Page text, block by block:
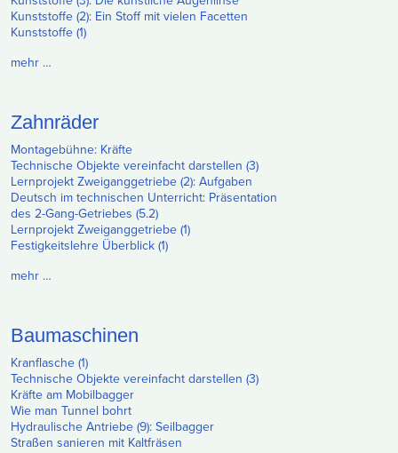
Kunststoffe (2): Ein Stoff mit vielen Facetten
Kunststoffe (1)
mehr …
Zahnräder
Montagebühne: Kräfte
Technische Objekte vereinfacht darstellen (3)
Lernprojekt Zweiganggetriebe (2): Aufgaben
Deutsch im technischen Unterricht: Präsentation
des 2-Gang-Getriebes (5.2)
Lernprojekt Zweiganggetriebe (1)
Festigkeitslehre Überblick (1)
mehr …
Baumaschinen
Kranflasche (1)
Technische Objekte vereinfacht darstellen (3)
Kräfte am Mobilbagger
Wie man Tunnel bohrt
Hydraulische Antriebe (9): Seilbagger
Straßen sanieren mit Kaltfräsen